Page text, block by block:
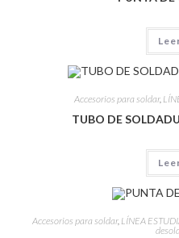
Accesorios para soldar,
TUBO DE
Accesorios para soldar, LÍNEA